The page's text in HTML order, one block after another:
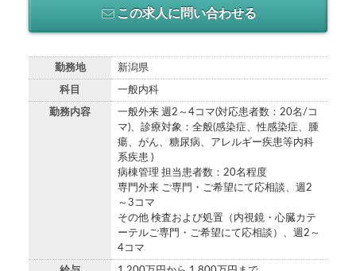
この求人に問い合わせる
勤務地 新潟県
科目 一般内科
勤務内容
一般外来 週2～4コマ(対応患者数：20名/コ
マ)、診療対象：全般(感染症、性感染症、腫
瘍、がん、糖尿病、アレルギー疾患等内科
系疾患 )
病棟管理 担当患者数：20名程度
専門外来 ご専門・ご希望にて応相談、週2
～3コマ
その他 検査および処置（内視鏡・心臓カテ
ーテルご専門・ご希望にて応相談）、週2～
4コマ